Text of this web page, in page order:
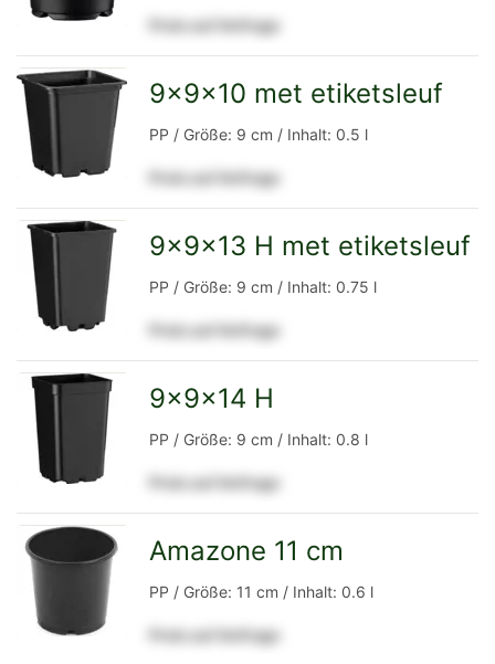
Detailseite
Preis auf Anfrage
Detailseite
9x9x10 met etiketsleuf
PP / Größe: 9 cm / Inhalt: 0.5 l
Preis auf Anfrage
Detailseite
9x9x13 H met etiketsleuf
PP / Größe: 9 cm / Inhalt: 0.75 l
Preis auf Anfrage
Detailseite
9x9x14 H
PP / Größe: 9 cm / Inhalt: 0.8 l
Preis auf Anfrage
Amazone 11 cm
PP / Größe: 11 cm / Inhalt: 0.6 l
Preis auf Anfrage